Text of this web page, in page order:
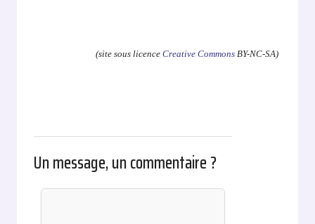
(site sous licence Creative CommonsBY-NC-SA)
Un message, un commentaire ?